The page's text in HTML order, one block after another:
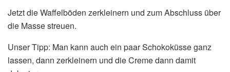
Jetzt die Waffelböden zerkleinern und zum Abschluss über
die Masse streuen.
Unser Tipp: Man kann auch ein paar Schokoküsse ganz
lassen, dann zerkleinern und die Creme dann damit